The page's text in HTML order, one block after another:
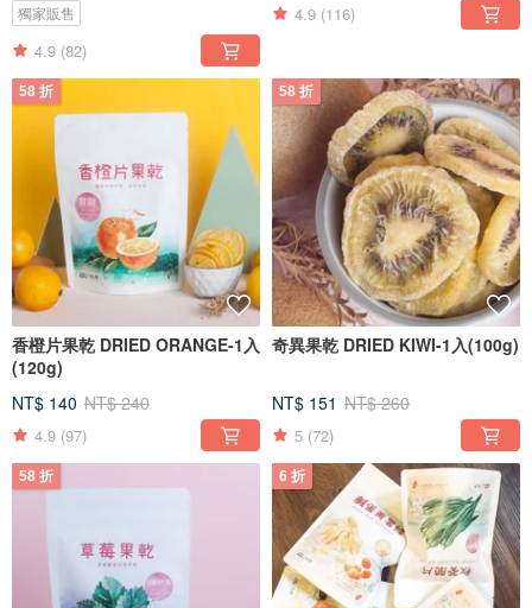
獨家販售
4.9 (82)
4.9 (116)
58 折
香橙片果乾 DRIED ORANGE-1入
(120g)
NT$ 140 NT$ 240
4.9 (97)
58 折
奇異果乾 DRIED KIWI-1入(100g)
NT$ 151 NT$ 260
5 (72)
58 折 6 折